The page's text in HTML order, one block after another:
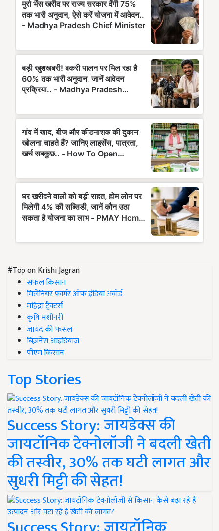
#Top on Krishi Jagran
सफल किसान
मिलेनियर फार्मर ऑफ इंडिया अवॉर्ड
महिंद्रा ट्रैक्टर्स
कृषि मशीनरी
जायद की फसल
बिज़नेस आइडियाज
पीएम किसान
Top Stories
Success Story: जायडेक्स की
जायटॉनिक टेक्नोलॉजी ने बदली खेती
की तस्वीर, 30% तक घटी लागत और
सुधरी मिट्टी की सेहत!